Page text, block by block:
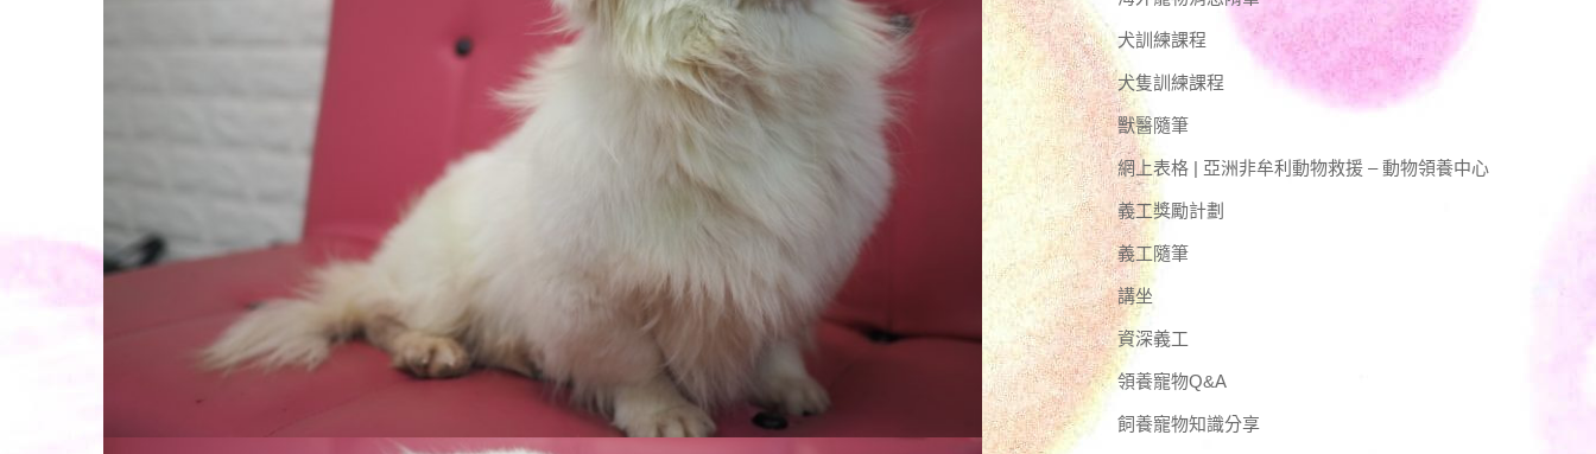
犬訓練課程
犬隻訓練課程
獸醫隨筆
網上表格 | 亞洲非牟利動物救援 – 動物領養中心
義工獎勵計劃
義工隨筆
講坐
資深義工
領養寵物Q&A
飼養寵物知識分享